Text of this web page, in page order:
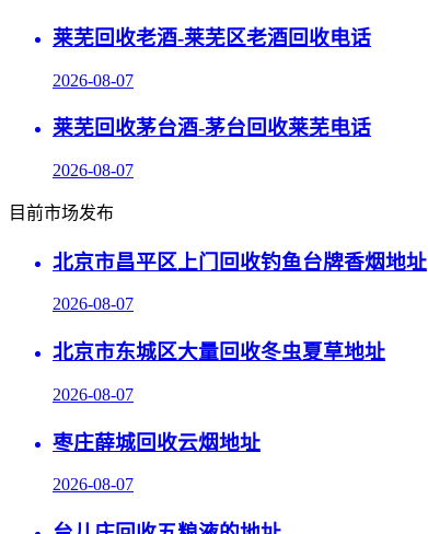
莱芜回收老酒-莱芜区老酒回收电话
2026-08-07
莱芜回收茅台酒-茅台回收莱芜电话
2026-08-07
目前市场发布
北京市昌平区上门回收钓鱼台牌香烟地址
2026-08-07
北京市东城区大量回收冬虫夏草地址
2026-08-07
枣庄薛城回收云烟地址
2026-08-07